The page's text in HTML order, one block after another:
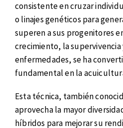
consistente en cruzar
o linajes genéticos para
superen a sus progenitores
crecimiento, la supervivencia
enfermedades, se ha
fundamental en la
Esta técnica, también
aprovecha la mayor
híbridos para mejorar su